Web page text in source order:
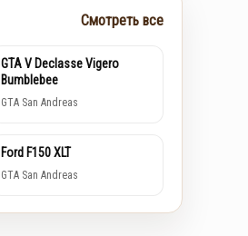
Смотреть все
GTA V Declasse Vigero
Bumblebee
GTA San Andreas
Ford F150 XLT
GTA San Andreas